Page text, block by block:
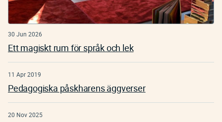
30 Jun 2026
Ett magiskt rum för språk och lek
11 Apr 2019
Pedagogiska påskharens äggverser
20 Nov 2025